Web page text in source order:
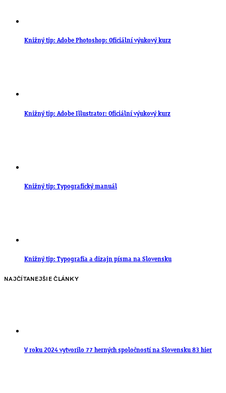
Knižný tip: Adobe Photoshop: Oficiální výukový kurz
Knižný tip: Adobe Illustrator: Oficiální výukový kurz
Knižný tip: Typografický manuál
Knižný tip: Typografia a dizajn písma na Slovensku
NAJČÍTANEJŠIE ČLÁNKY
V roku 2024 vytvorilo 77 herných spoločností na Slovensku 83 hier